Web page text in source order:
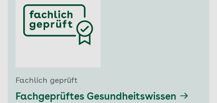
Fachlich geprüft
Fachgeprüftes Gesundheitswissen